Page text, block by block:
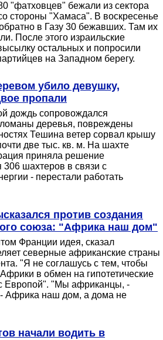
"фатховцев" бежали из сектора
стороны "Хамаса". В воскресенье
в Газу 30 бежавших. Там их
После этого израильские
остальных и попросили
на Западном берегу.
убило девушку,
пропали
дождь сопровождался
деревья, повреждены
Тешина ветер сорвал крышу
две тыс. кв. м. На шахте
приняла решение
306 шахтеров в связи с
- перестали работать
против создания
союза: "Африка наш дом"
Франции идея, сказал
северные африканские страны
"Я не соглашусь с тем, чтобы
в обмен на гипотетические
Европой". "Мы африканцы, -
Африка наш дом, а дома не
начали водить в